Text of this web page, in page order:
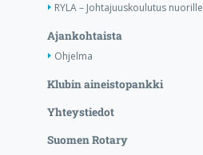
RYLA – Johtajuuskoulutus nuorille
Ajankohtaista
Ohjelma
Klubin aineistopankki
Yhteystiedot
Suomen Rotary